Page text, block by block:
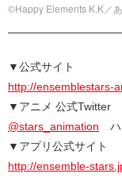
©Happy Elements K.K／
▼公式サイト
http://ensemblestars-
▼アニメ 公式Twitter
@stars_animation ハ
▼アプリ公式サイト
http://ensemble-